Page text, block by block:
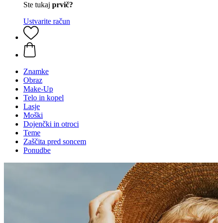
Ste tukaj prvič?
Ustvarite račun
Znamke
Obraz
Make-Up
Telo in kopel
Lasje
Moški
Dojenčki in otroci
Teme
Zaščita pred soncem
Ponudbe